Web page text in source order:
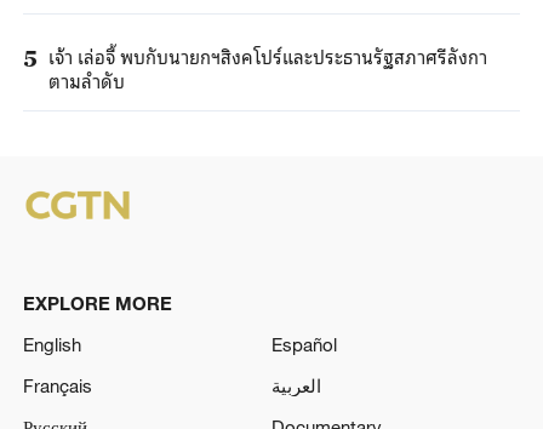
5 เจ้า เล่อจี้ พบกับนายกฯสิงคโปร์และประธานรัฐสภาศรีลังกา
ตามลำดับ
EXPLORE MORE
English
Español
Français
العربية